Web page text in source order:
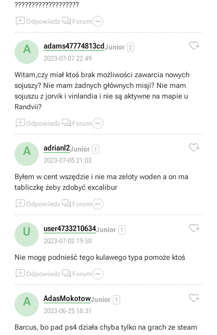
???????????????????
Odpowiedz  Forum 
A adams47774813cdJunior 2
2023-07-07 22:49

Witam,czy miał ktoś brak możliwości zawarcia nowych
sojuszy? Nie mam żadnych głównych misji? Nie mam
sojuszu z jorvik i vinlandia i nie są aktywne na mapie u
Randvii?
Odpowiedz  Forum 
A adrianl2Junior 1
2023-07-05 21:03

Byłem w cent wszędzie i nie ma zeloty woden a on ma
tabliczkę żeby zdobyć excalibur
Odpowiedz  Forum 
U user4733210634Junior 1
2023-07-02 19:50

Nie mogę podnieść tego kulawego typa pomoże ktoś
Odpowiedz  Forum 
A AdasMokotowJunior 1
2023-06-25 18:31

Barcus, bo pad ps4 działa chyba tylko na grach ze steam